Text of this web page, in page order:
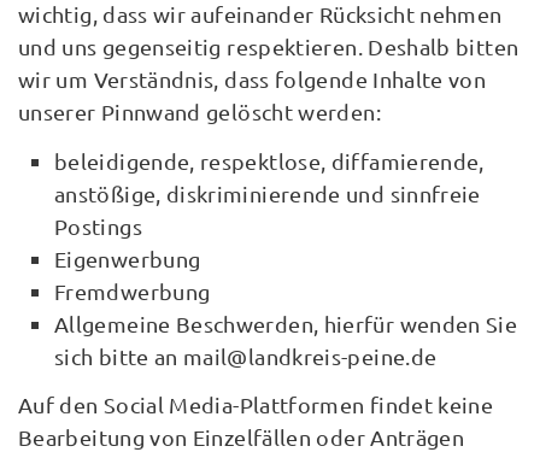
wichtig, dass wir aufeinander Rücksicht nehmen
und uns gegenseitig respektieren. Deshalb bitten
wir um Verständnis, dass folgende Inhalte von
unserer Pinnwand gelöscht werden:
beleidigende, respektlose, diffamierende,
anstößige, diskriminierende und sinnfreie
Postings
Eigenwerbung
Fremdwerbung
Allgemeine Beschwerden, hierfür wenden Sie
sich bitte an mail@landkreis-peine.de
Auf den Social Media-Plattformen findet keine
Bearbeitung von Einzelfällen oder Anträgen